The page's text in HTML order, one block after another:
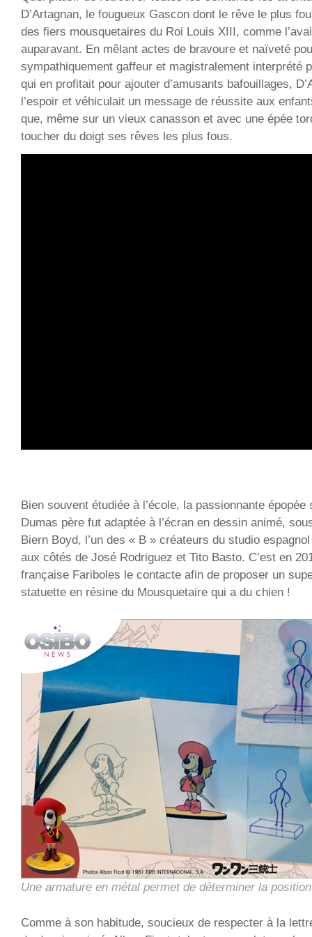
D’Artagnan, le fougueux Gascon dont le rêve le plus
des fiers mousquetaires du Roi Louis XIII, comme
auparavant. En mêlant actes de bravoure et naïveté
sympathiquement gaffeur et magistralement interprété
qui en profitait pour ajouter d’amusants bafouillages,
l’espoir et véhiculait un message de réussite aux
que, même sur un vieux canasson et avec une épée
toucher du doigt ses rêves les plus fous.
Bien souvent étudiée à l’école, la passionnante épopée
Dumas père fut adaptée à l’écran en dessin animé,
Biern Boyd, l’un des « B » créateurs du studio
aux côtés de José Rodriguez et Tito Basto. C’est en
française Fariboles le contacte afin de proposer un
statuette en résine du Mousquetaire qui a du chien !
Une armature en métal permet de déterminer la position
Comme à son habitude, soucieux de respecter à la